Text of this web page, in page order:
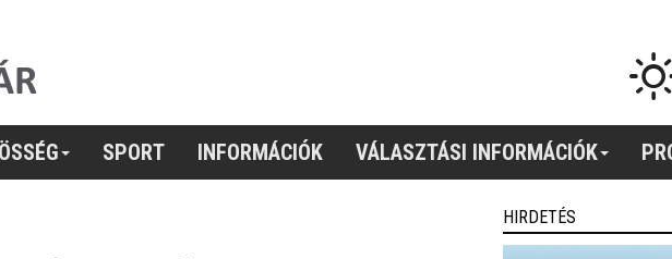
SPORT INFORMÁCIÓK VÁLASZTÁSI INFORMÁCIÓK
HIRDETÉS